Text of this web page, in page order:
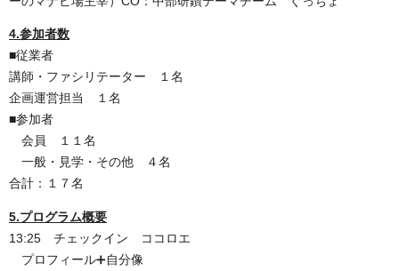
4.参加者数
■従業者
講師・ファシリテーター １名
企画運営担当 １名
■参加者
会員 １１名
一般・見学・その他 ４名
合計：１７名
5.プログラム概要
13:25 チェックイン ココロエ
プロフィール➕自分像